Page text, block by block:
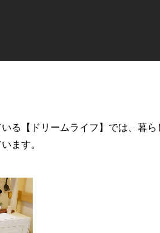
る【ドリームライフ】では、暮ら
ます。